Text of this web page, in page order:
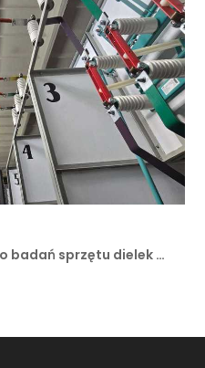
badań sprzętu dielek …